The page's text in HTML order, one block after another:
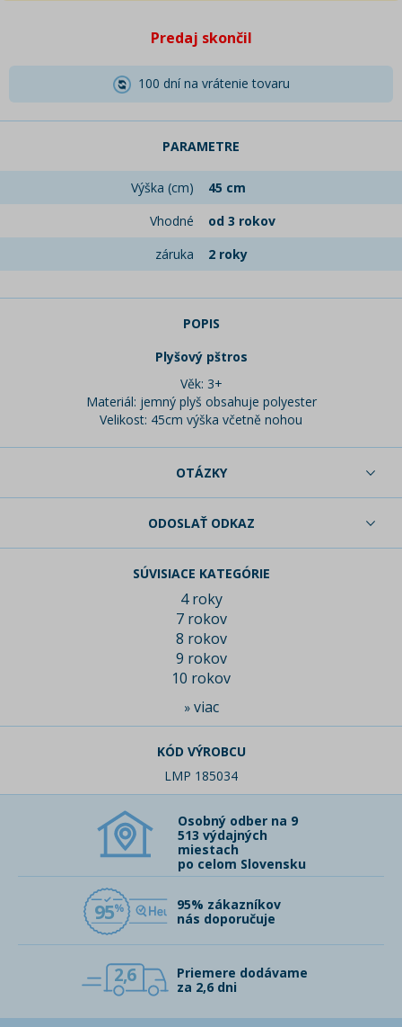
Predaj skončil
100 dní na vrátenie tovaru
PARAMETRE
Výška (cm)
45 cm
Vhodné
od 3 rokov
záruka
2 roky
POPIS
Plyšový pštros
Věk: 3+
Materiál: jemný plyš obsahuje polyester
Velikost: 45cm výška včetně nohou
OTÁZKY
ODOSLAŤ ODKAZ
SÚVISIACE KATEGÓRIE
4 roky
7 rokov
8 rokov
9 rokov
10 rokov
» viac
KÓD VÝROBCU
LMP 185034
Osobný odber na 9
513 výdajných
miestach
po celom Slovensku
95
95% zákazníkov
nás doporučuje
2,6
Priemere dodávame
za 2,6 dni